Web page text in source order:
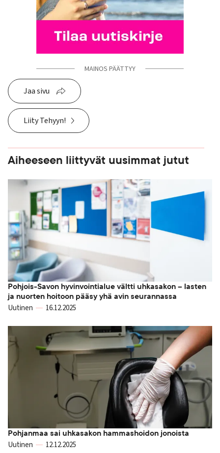
MAINOS PÄÄTTYY
Jaa sivu
Liity Tehyyn!
Aiheeseen liittyvät uusimmat jutut
Pohjois-Savon hyvinvointialue vältti uhkasakon – lasten
ja nuorten hoitoon pääsy yhä avin seurannassa
Uutinen 16.12.2025
Pohjanmaa sai uhkasakon hammashoidon jonoista
Uutinen 12.12.2025